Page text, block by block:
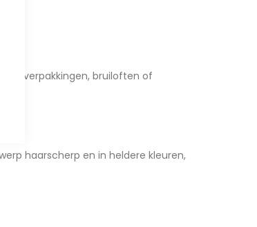
bruiloften of
haarscherp en in heldere kleuren,